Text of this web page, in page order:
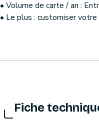
• Volume de carte / an :
• Le plus : customiser
Fiche